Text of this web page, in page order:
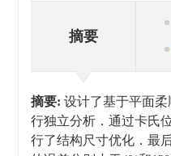
摘要
摘要: 设计了基于平面柔
行独立分析．通过卡氏
行了结构尺寸优化．最